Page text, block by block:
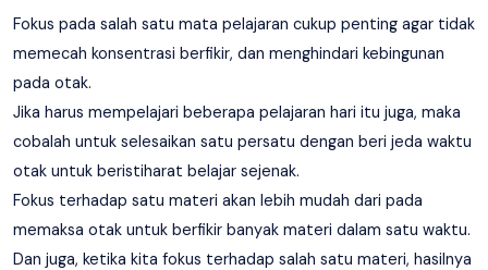
Fokus pada salah satu mata pelajaran cukup penting agar tidak
memecah konsentrasi berfikir, dan menghindari kebingunan
pada otak.
Jika harus mempelajari beberapa pelajaran hari itu juga, maka
cobalah untuk selesaikan satu persatu dengan beri jeda waktu
otak untuk beristiharat belajar sejenak.
Fokus terhadap satu materi akan lebih mudah dari pada
memaksa otak untuk berfikir banyak materi dalam satu waktu.
Dan juga, ketika kita fokus terhadap salah satu materi, hasilnya